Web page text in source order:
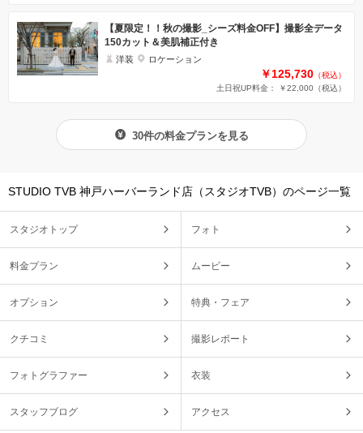
【夏限定！！秋の撮影_シーズ料金OFF】撮影全データ
150カット＆美肌補正付き
洋装 ロケーション
￥125,730 （税込）
土日祝UP料金： ￥22,000 （税込）
30件の料金プランを見る
STUDIO TVB 神戸ハーバーランド店（スタジオTVB）のページ一覧
スタジオトップ フォト
料金プラン ムービー
オプション 特典・フェア
クチコミ 撮影レポート
フォトグラファー 衣装
スタッフブログ アクセス